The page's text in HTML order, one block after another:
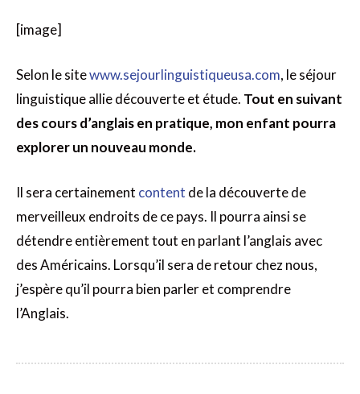
[image]
Selon le sitewww.sejourlinguistiqueusa.com, le séjour
linguistique allie découverte et étude. Tout en suivant
des cours d’anglais en pratique, mon enfant pourra
explorer un nouveau monde.
Il sera certainement content de la découverte de
merveilleux endroits de ce pays. Il pourra ainsi se
détendre entièrement tout en parlant l’anglais avec
des Américains. Lorsqu’il sera de retour chez nous,
j’espère qu’il pourra bien parler et comprendre
l’Anglais.